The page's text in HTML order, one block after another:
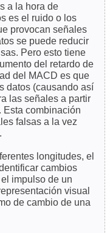
a la hora de
es el ruido o los
provocan señales
se puede reducir
Pero esto tiene
del retardo de
del MACD es que
datos (causando así
las señales a partir
Esta combinación
falsas a la vez
longitudes, el
cambios
impulso de un
visual
de cambio de una